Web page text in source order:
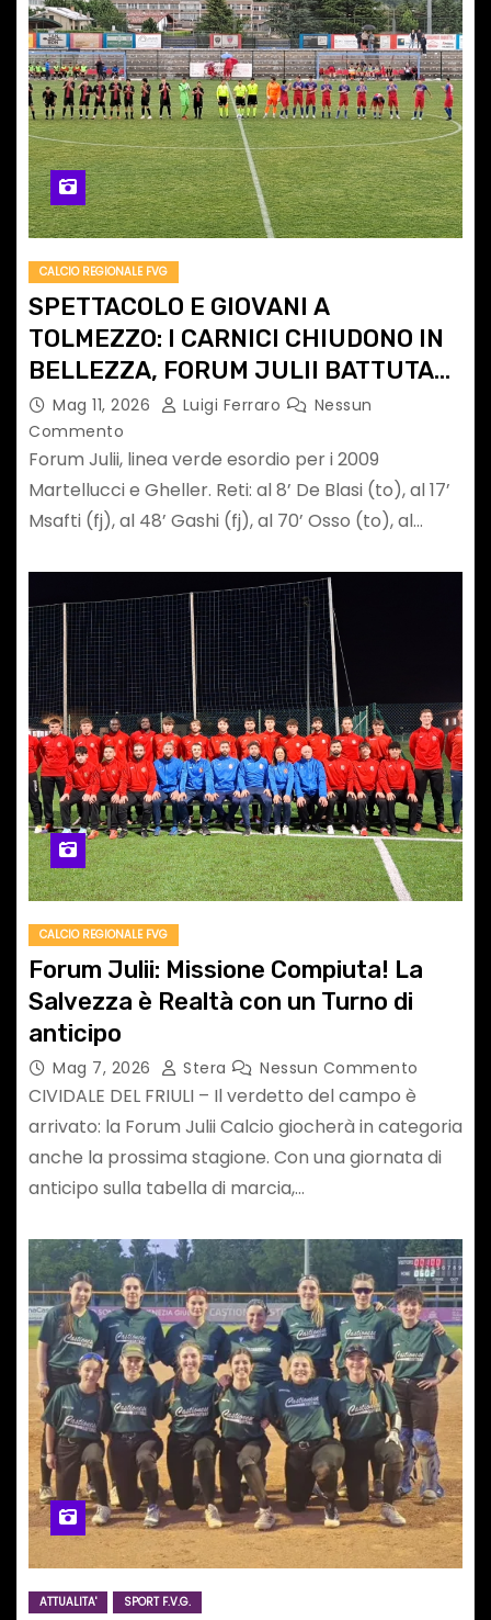
CALCIO REGIONALE FVG
SPETTACOLO E GIOVANI A
TOLMEZZO: I CARNICI CHIUDONO IN
BELLEZZA, FORUM JULII BATTUTA
4-3Mag 11, 2026 Luigi Ferraro
Nessun
Commento
Forum Julii, linea verde esordio per i 2009
Martellucci e Gheller. Reti: al 8’ De Blasi (to), al 17’
Msafti (fj), al 48’ Gashi (fj), al 70’ Osso (to), al…
CALCIO REGIONALE FVG
Forum Julii: Missione Compiuta! La
Salvezza è Realtà con un Turno di
anticipo
Mag 7, 2026 Stera Nessun Commento
​CIVIDALE DEL FRIULI – Il verdetto del campo è
arrivato: la Forum Julii Calcio giocherà in categoria
anche la prossima stagione. Con una giornata di
anticipo sulla tabella di marcia,…
ATTUALITA' SPORT F.V.G.